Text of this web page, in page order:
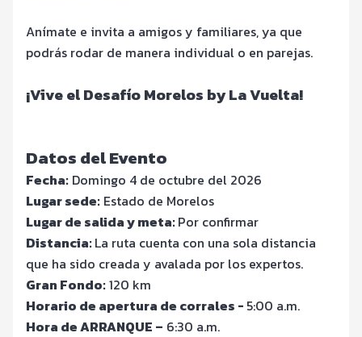
Anímate e invita a amigos y familiares, ya que
podrás rodar de manera individual o en parejas.
¡Vive el Desafío Morelos by La Vuelta!
Datos del Evento
Fecha: Domingo 4 de octubre del 2026
Lugar sede: Estado de Morelos
Lugar de salida y meta:Por confirmar
Distancia:La ruta cuenta con una sola distancia
que ha sido creada y avalada por los expertos.
Gran Fondo:120 km
Horario de apertura de corrales - 5:00 a.m.
Hora de ARRANQUE – 6:30 a.m.